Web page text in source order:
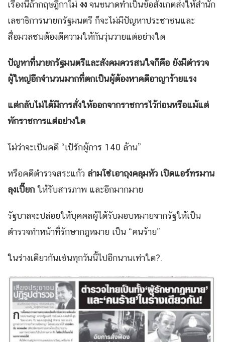
เรื่องนี้ถ้ากฤษฎีกาไม่งง จนขนาดทำเป็นข้อสังเกตส่งให้สำนัก
เลขาธิการนายกรัฐมนตรี ก็จะไม่มีปัญหาประชาชนและ
สื่อมวลชนต้องตีความให้กันวุ่นวายแต่อย่างใด
ปัญหาที่นายกรัฐมนตรีและสังคมควรสนใจก็คือ ยังมีตำรวจ
ผู้ใหญ่อีกจำนวนมากที่ตกเป็นผู้ต้องหาคดีอาญาร้ายแรง
แต่กลับไม่ได้มีการสั่งให้ออกจากราชการไว้ก่อนหรือแม้แต่
พักราชการแต่อย่างใด
ไม่ว่าจะเป็นคดี “เป้รักผู้การ 140 ล้าน”
หรือคดีตำรวจสระแก้ว ล่ามโซ่เอาถุงคลุมหัว เปิดแอร์ทรมาน
ลุงเปี๊ยก ให้รับสารภาพ และอีกมากมาย
รัฐบาลจะปล่อยให้บุคคลผู้ได้รับมอบหมายจากรัฐให้เป็น
ตำรวจทำหน้าที่รักษากฎหมาย เป็น “คนร้าย”
ในร่างเดียวกันเช่นทุกวันนี้ไปอีกนานเท่าใด?.